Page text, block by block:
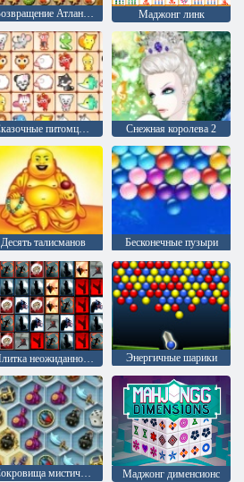
Возвращение Атлантиды Маджонг линк
Сказочные питомцы связь Снежная королева 2
Десять талисманов Бесконечные пузыри
Плитка неожиданностей Энергичные шарики
Сокровища мистического моря
Mаджонг дименсионс